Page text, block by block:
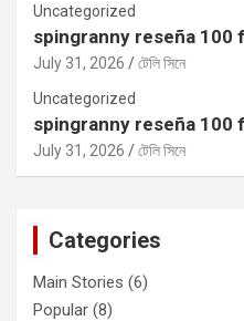
Uncategorized
spingranny reseña 100
July 31, 2026
টেলি সিনে
Uncategorized
spingranny reseña 100
July 31, 2026 টেলি সিনে
Categories
Main Stories (6)
Popular (8)